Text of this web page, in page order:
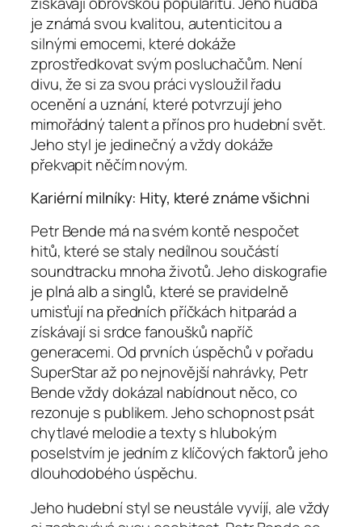
je známá svou kvalitou, autenticitou a
silnými emocemi, které dokáže
zprostředkovat svým posluchačům. Není
divu, že si za svou práci vysloužil řadu
ocenění a uznání, které potvrzují jeho
mimořádný talent a přínos pro hudební svět.
Jeho styl je jedinečný a vždy dokáže
překvapit něčím novým.
Kariérní milníky: Hity, které známe všichni
Petr Bende má na svém kontě nespočet
hitů, které se staly nedílnou součástí
soundtracku mnoha životů. Jeho diskografie
je plná alb a singlů, které se pravidelně
umisťují na předních příčkách hitparád a
získávají si srdce fanoušků napříč
generacemi. Od prvních úspěchů v pořadu
SuperStar až po nejnovější nahrávky, Petr
Bende vždy dokázal nabídnout něco, co
rezonuje s publikem. Jeho schopnost psát
chytlavé melodie a texty s hlubokým
poselstvím je jedním z klíčových faktorů jeho
dlouhodobého úspěchu.
Jeho hudební styl se neustále vyvíjí, ale vždy